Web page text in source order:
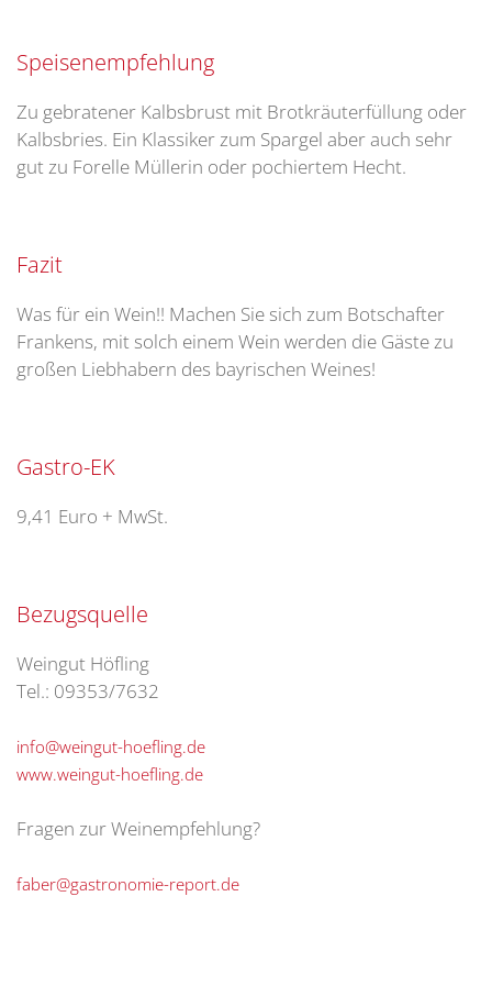
Speisenempfehlung
Zu gebratener Kalbsbrust mit Brotkräuterfüllung oder
Kalbsbries. Ein Klassiker zum Spargel aber auch sehr
gut zu Forelle Müllerin oder pochiertem Hecht.
Fazit
Was für ein Wein!! Machen Sie sich zum Botschafter
Frankens, mit solch einem Wein werden die Gäste zu
großen Liebhabern des bayrischen Weines!
Gastro-EK
9,41 Euro + MwSt.
Bezugsquelle
Weingut Höfling
Tel.: 09353/7632
info@weingut-hoefling.de
www.weingut-hoefling.de
Fragen zur Weinempfehlung?
faber@gastronomie-report.de